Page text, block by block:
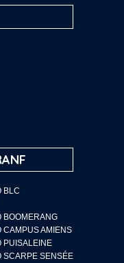
BLC
BOOMERANG
CAMPUS AMIENS
PUISALEINE
SCARPE SENSÉE